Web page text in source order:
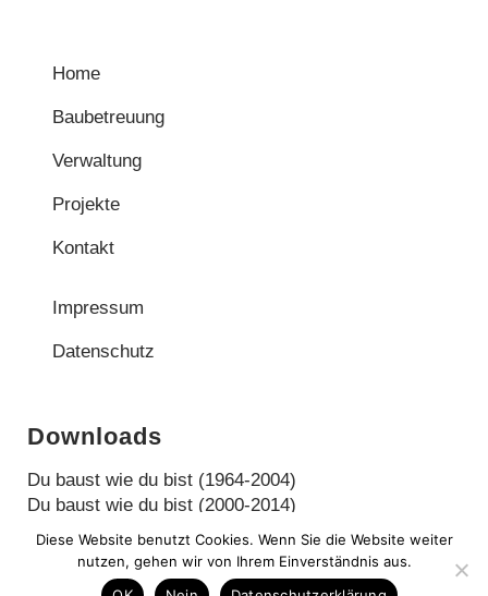
Home
Baubetreuung
Verwaltung
Projekte
Kontakt
Impressum
Datenschutz
Downloads
Du baust wie du bist (1964-2004)
Du baust wie du bist (2000-2014)
Diese Website benutzt Cookies. Wenn Sie die Website weiter
nutzen, gehen wir von Ihrem Einverständnis aus.